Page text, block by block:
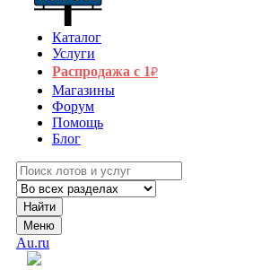
Каталог
Услуги
Распродажа с 1₽
Магазины
Форум
Помощь
Блог
Найти
Меню
Au.ru